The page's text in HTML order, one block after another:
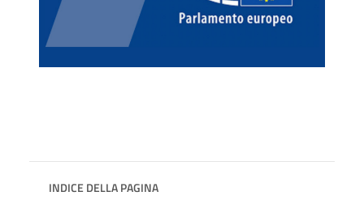
INDICE DELLA PAGINA